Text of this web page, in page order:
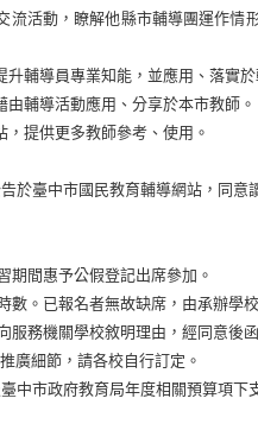
流活動，瞭解他縣市輔導團運作情
輔導員專業知能，並應用、落實於
輔導活動應用、分享於本市教師。
提供更多教師參考、使用。
於臺中市國民教育輔導網站，同意
期間惠予公假登記出席參加。
數。已報名者無故缺席，由承辦學
服務機關學校敘明理由，經同意後
廣細節，請各校自行訂定。
中市政府教育局年度相關預算項下